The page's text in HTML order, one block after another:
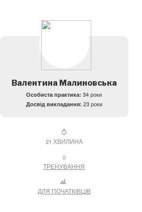
Валентина Малиновська
Особиста практика: 34 роки
Досвід викладання: 23 роки
21 ХВИЛИНА
ТРЕНУВАННЯ
ДЛЯ ПОЧАТКІВЦІВ